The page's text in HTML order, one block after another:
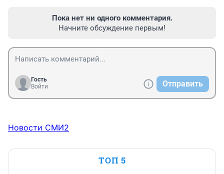
Пока нет ни одного комментария.
Начните обсуждение первым!
Гость
Войти
Отправить
Новости СМИ2
ТОП 5